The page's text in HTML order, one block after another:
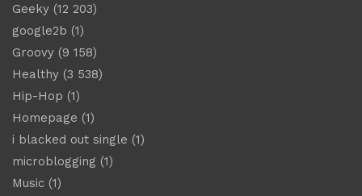
Geeky (12 203)
google2b (1)
Groovy (9 158)
Healthy (3 538)
Hip-Hop (1)
Homepage (1)
i blacked out single (1)
microblogging (1)
Music (1)